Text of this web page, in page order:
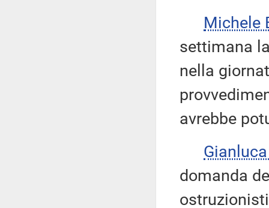
Michele
settimana
nella
avrebbe
domanda